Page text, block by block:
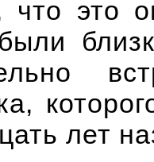
что это
лет